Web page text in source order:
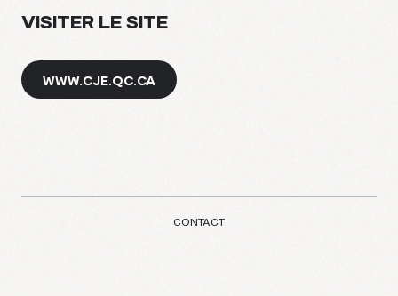
VISITER LE SITE
WWW.CJE.QC.CA
CONTACT